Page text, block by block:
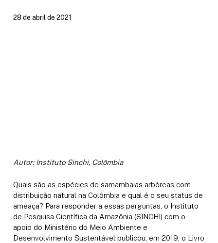
28 de abril de 2021
Autor: Instituto Sinchi, Colômbia
Quais são as espécies de samambaias arbóreas com
distribuição natural na Colômbia e qual é o seu status de
ameaça? Para responder a essas perguntas, o Instituto
de Pesquisa Científica da Amazônia (SINCHI) com o
apoio do Ministério do Meio Ambiente e
Desenvolvimento Sustentável publicou, em 2019, o Livro